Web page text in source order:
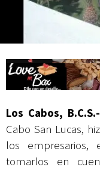
Los Cabos,
Cabo San Lucas,
los
tomarlos en